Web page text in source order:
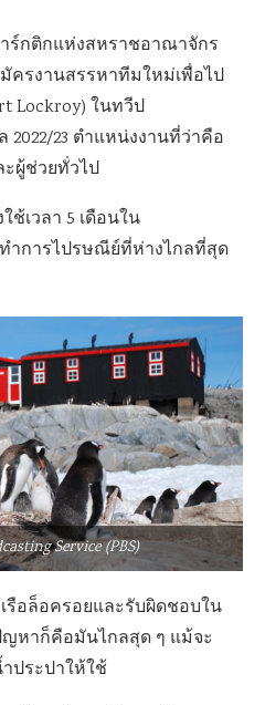
ร์กติกแห่งสหราชอาณาจักร
ครงานสรรหาทีมใหม่เพื่อไป
Lockroy) ในทวีป
23 ตำแหน่งงานที่ว่าคือ
ผู้ช่วยทั่วไป
ช้เวลา 5 เดือนใน
ำการไปรษณีย์ที่ห่างไกลที่สุด
Service (PBS)
อล็อครอยและรับผิดชอบใน
หาก็คือมันไกลสุด ๆ แม้จะ
ประปาให้ใช้